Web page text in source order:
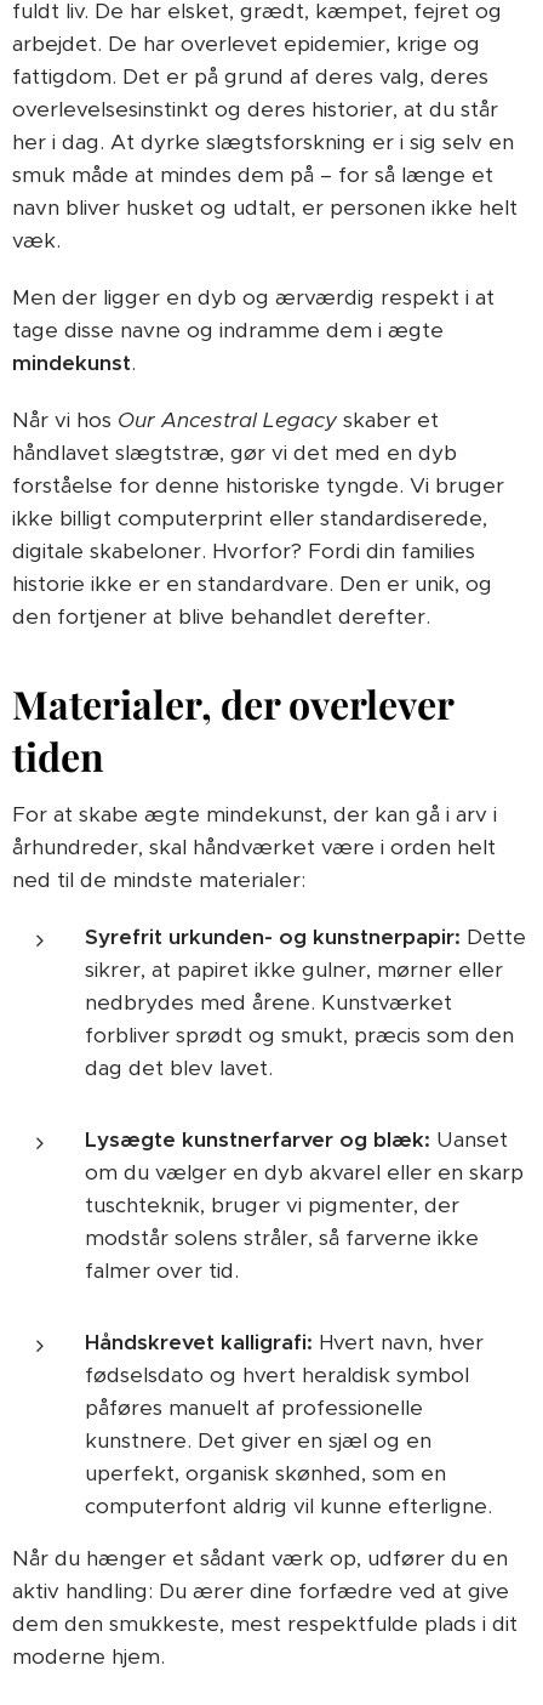
fuldt liv. De har elsket, grædt, kæmpet, fejret og
arbejdet. De har overlevet epidemier, krige og
fattigdom. Det er på grund af deres valg, deres
overlevelsesinstinkt og deres historier, at du står
her i dag. At dyrke slægtsforskning er i sig selv en
smuk måde at mindes dem på – for så længe et
navn bliver husket og udtalt, er personen ikke helt
væk.
Men der ligger en dyb og ærværdig respekt i at
tage disse navne og indramme dem i ægte
mindekunst.
Når vi hos Our Ancestral Legacy skaber et
håndlavet slægtstræ, gør vi det med en dyb
forståelse for denne historiske tyngde. Vi bruger
ikke billigt computerprint eller standardiserede,
digitale skabeloner. Hvorfor? Fordi din families
historie ikke er en standardvare. Den er unik, og
den fortjener at blive behandlet derefter.
Materialer, der overlever
tiden
For at skabe ægte mindekunst, der kan gå i arv i
århundreder, skal håndværket være i orden helt
ned til de mindste materialer:
Syrefrit urkunden- og kunstnerpapir: Dette
sikrer, at papiret ikke gulner, mørner eller
nedbrydes med årene. Kunstværket
forbliver sprødt og smukt, præcis som den
dag det blev lavet.
Lysægte kunstnerfarver og blæk: Uanset
om du vælger en dyb akvarel eller en skarp
tuschteknik, bruger vi pigmenter, der
modstår solens stråler, så farverne ikke
falmer over tid.
Håndskrevet kalligrafi: Hvert navn, hver
fødselsdato og hvert heraldisk symbol
påføres manuelt af professionelle
kunstnere. Det giver en sjæl og en
uperfekt, organisk skønhed, som en
computerfont aldrig vil kunne efterligne.
Når du hænger et sådant værk op, udfører du en
aktiv handling: Du ærer dine forfædre ved at give
dem den smukkeste, mest respektfulde plads i dit
moderne hjem.